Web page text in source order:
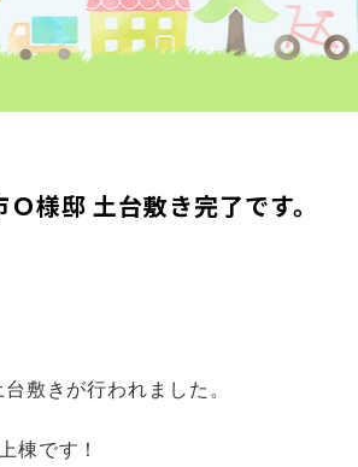
様邸 土台敷き完了です。
敷きが行われました。
棟です！